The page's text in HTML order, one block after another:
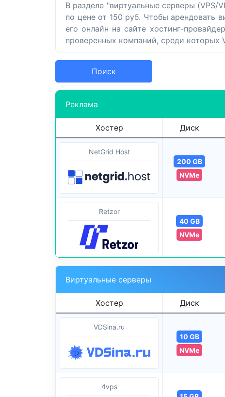
В разделе "виртуальные серверы
по цене от 150 руб. Чтобы арендовать
его онлайн на сайте хостинг-
проверенных компаний, среди которых
Поиск
Реклама
Хостер Диск
NetGrid Host
200 GB
NVMe
Retzor
40 GB
NVMe
Виртуальные серверы
Хостер Диск
VDSina.ru
10 GB
NVMe
4vps